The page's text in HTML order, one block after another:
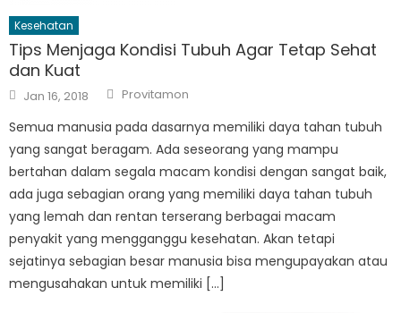
Kesehatan
Tips Menjaga Kondisi Tubuh Agar Tetap Sehat
dan Kuat
Posted
on
Jan 16, 2018 Author
Provitamon
Semua manusia pada dasarnya memiliki daya tahan tubuh
yang sangat beragam. Ada seseorang yang mampu
bertahan dalam segala macam kondisi dengan sangat baik,
ada juga sebagian orang yang memiliki daya tahan tubuh
yang lemah dan rentan terserang berbagai macam
penyakit yang mengganggu kesehatan. Akan tetapi
sejatinya sebagian besar manusia bisa mengupayakan atau
mengusahakan untuk memiliki […]